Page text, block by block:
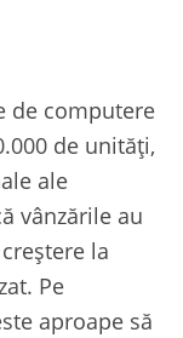
de computere
de unități,
ale
vânzările au
la
Pe
aproape să